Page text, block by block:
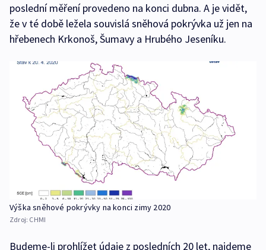
poslední měření provedeno na konci dubna. A je vidět,
že v té době ležela souvislá sněhová pokrývka už jen na
hřebenech Krkonoš, Šumavy a Hrubého Jeseníku.
Výška sněhové pokrývky na konci zimy 2020
Zdroj: CHMI
Budeme-li prohlížet údaje z posledních 20 let, najdeme